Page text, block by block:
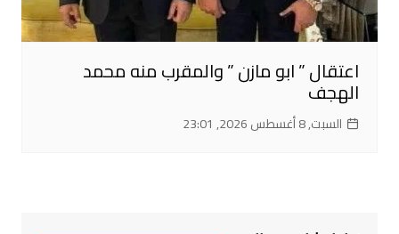
اعتقال ” ابو مازن ” والمقرب منه محمد
الهجف
السبت, 8 أغسطس 2026, 23:01